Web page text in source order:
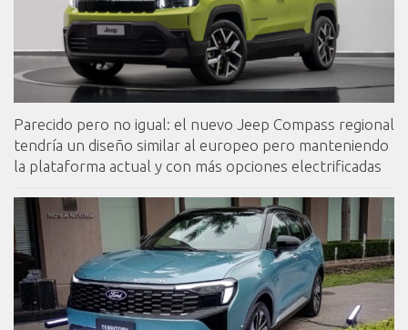
Parecido pero no igual: el nuevo Jeep Compass regional
tendría un diseño similar al europeo pero manteniendo
la plataforma actual y con más opciones electrificadas